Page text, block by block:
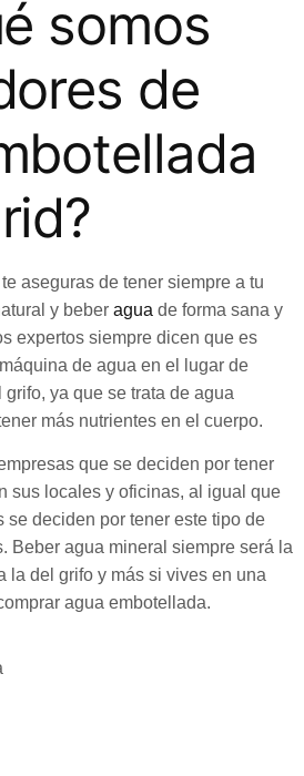
somos
de
aseguras de tener siempre a tu
y beber agua de forma sana y
expertos siempre dicen que es
de agua en el lugar de
ya que se trata de agua
más nutrientes en el cuerpo.
que se deciden por tener
sus locales y oficinas, al igual que
se deciden por tener este tipo de
Beber agua mineral siempre será la
la del grifo y más si vives en una
agua embotellada.